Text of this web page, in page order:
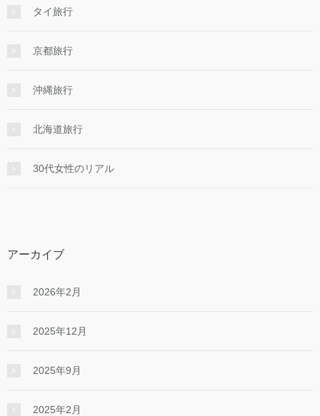
タイ旅行
京都旅行
沖縄旅行
北海道旅行
30代女性のリアル
アーカイブ
2026年2月
2025年12月
2025年9月
2025年2月